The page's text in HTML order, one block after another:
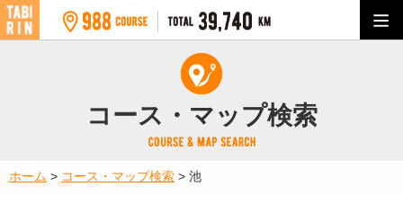
コース・マップ検索
ホーム > コース・マップ検索 > 池